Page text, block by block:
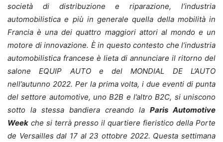
società di distribuzione e riparazione, l’industria
automobilistica e più in generale quella della mobilità in
Francia è una dei quattro maggiori attori al mondo e un
motore di innovazione. È in questo contesto che l’industria
automobilistica francese è lieta di annunciare il ritorno del
salone EQUIP AUTO e del MONDIAL DE L’AUTO
nell’autunno 2022. Per la prima volta, i due eventi di punta
del settore automotive, uno B2B e l’altro B2C, si uniscono
sotto la stessa bandiera creando la Paris Automotive
Week che si terrà presso il quartiere fieristico della Porte
de Versailles dal 17 al 23 ottobre 2022. Questa settimana